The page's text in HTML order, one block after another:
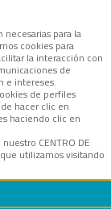
para la
cookies para
la interacción con
de
e intereses.
de perfiles
hacer clic en
haciendo clic en
CENTRO DE
utilizamos visitando